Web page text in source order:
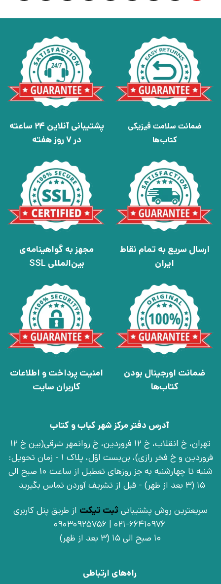
ضمانت سلامت فیزیکی
کتاب‌ها
پشتیبانی آنلاین 24 ساعته
در 7 روز هفته
ارسال سریع به تمام نقاط
ایران
مجهز به گواهینامه‌ی
بین‌المللی SSL
ضمانت اورجینال بودن
کتاب‌ها
امنیت پرداخت و اطلاعات
کاربران سایت
آدرس دفتر مرکز شهر کباب و کتاب
تهران، خ انقلاب، خ 12 فروردین، خ روانمهر شرقی(بین خ 12
فروردین و خ فخر رازی)، بن‌بست اوّل، پلاک 1 - زمان تحویل:
شنبه تا چهارشنبه به جز روزهای تعطیل از ساعت 10 صبح الی
15 (3 بعد از ظهر) - قبل از تشریف آوردن تماس بگیرید
سریعترین روش پشتیبانی ثبت تیکت از طریق پنل کاربری
021-66410976 | 09030925756
10 صبح الی 15 (3 بعد از ظهر)
راه‌های ارتباطی